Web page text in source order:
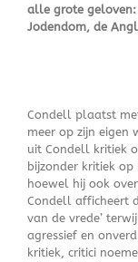
alle grote geloven:
Jodendom, de
Condell plaatst
meer op zijn eigen
uit Condell kritiek
bijzonder kritiek
hoewel hij ook
Condell afficheert
van de vrede’
agressief en
kritiek, critici